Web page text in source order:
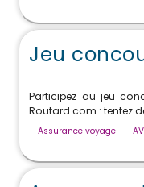
Jeu
Participez au jeu
Routard.com : tentez
Assurance voyage